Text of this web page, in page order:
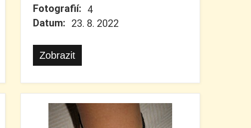
Fotografií: 4
Datum: 23. 8. 2022
Zobrazit